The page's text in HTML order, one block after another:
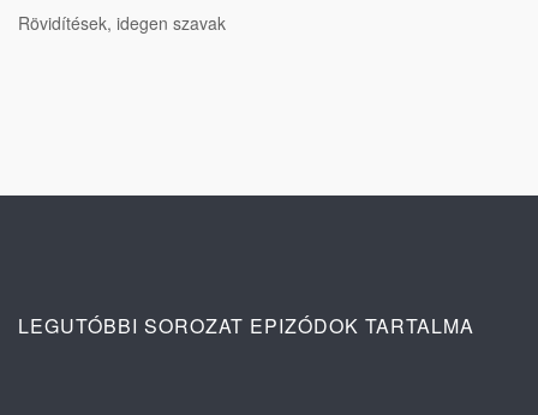
Rövidítések, idegen szavak
LEGUTÓBBI SOROZAT EPIZÓDOK TARTALMA